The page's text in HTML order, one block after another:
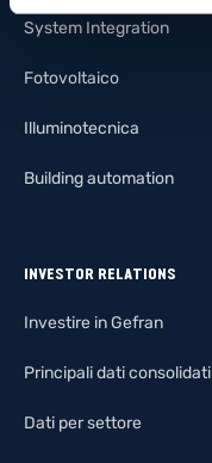
System Integration
Fotovoltaico
Illuminotecnica
Building automation
INVESTOR RELATIONS
Investire in Gefran
Principali dati consolidati
Dati per settore